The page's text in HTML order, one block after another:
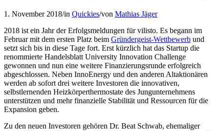
1. November 2018/in Quickies/von Mathias Jäger
2018 ist ein Jahr der Erfolgsmeldungen für vilisto. Es begann im
Februar mit dem ersten Platz beim Gründergeist-Wettbewerb und
setzt sich bis in diese Tage fort. Erst kürzlich hat das Startup die
renommierte Handelsblatt University Innovation Challenge
gewonnen und nun eine weitere Finanzierungsrunde erfolgreich
abgeschlossen. Neben InnoEnergy und den anderen Altaktionären
werden ab sofort drei weitere Investoren die innovativen,
selbstlernenden Heizkörperthermostate des Jungunternehmens
unterstützen und mehr finanzielle Stabilität und Ressourcen für die
Expansion geben.
Zu den neuen Investoren gehören Dr. Beat Schwab, ehemaliger